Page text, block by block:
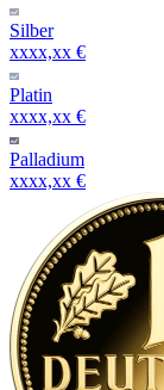
Silber
xxxx,xx €
Platin
xxxx,xx €
Palladium
xxxx,xx €